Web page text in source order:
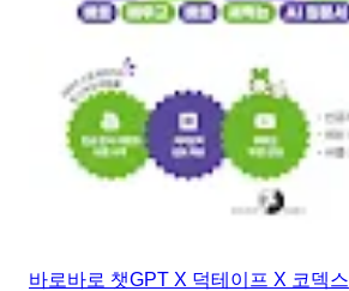
바로바로 챗GPT X 덕테이프 X 코덱스